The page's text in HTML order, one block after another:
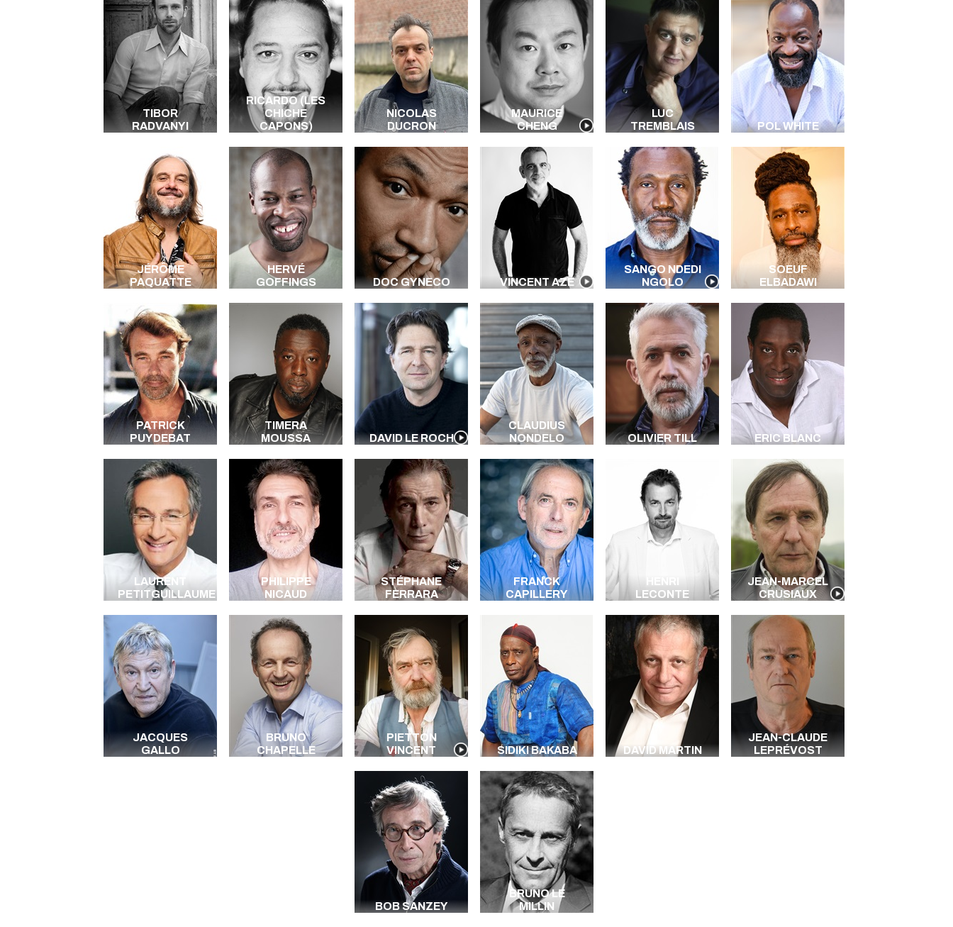
TIBOR
RADVANYI
RICARDO (LES
CHICHE
CAPONS)
NICOLAS
DUCRON
MAURICE
CHENG
LUC
TREMBLAIS
POL WHITE
JÉRÔME
PAQUATTE
HERVÉ
GOFFINGS
DOC GYNECO VINCENT AZÉ
SANGO NDEDI
NGOLO
SOEUF
ELBADAWI
PATRICK
PUYDEBAT
TIMERA
MOUSSA
DAVID LE ROCH
CLAUDIUS
NONDELO
OLIVIER TILL ERIC BLANC
LAURENT
PETITGUILLAUME
PHILIPPE
NICAUD
STÉPHANE
FERRARA
FRANCK
CAPILLERY
HENRI
LECONTE
JEAN-MARCEL
CRUSIAUX
JACQUES
GALLO
BRUNO
CHAPELLE
PIETTON
VINCENT
SIDIKI BAKABA DAVID MARTIN
JEAN-CLAUDE
LEPRÉVOST
BOB SANZEY
BRUNO LE
MILLIN